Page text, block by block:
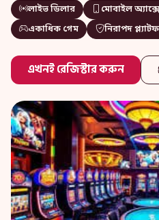
লাইভ ডিলার মোবাইল
একাধিক গেম
নিরাপদ
এখনই রেজিস্টার করুন